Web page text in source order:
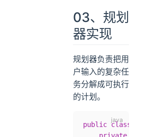
03、规划
器实现
规划器负责把用
户输入的复杂任
务分解成可执行
的计划。
public class